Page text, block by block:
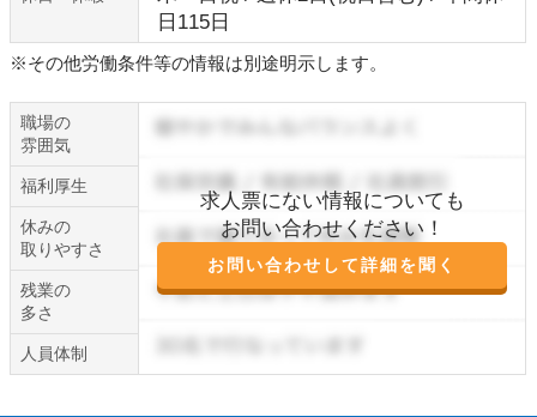
日115日
※その他労働条件等の情報は別途明示します。
職場の
雰囲気
求人票にない情報についても
お問い合わせください！
お問い合わせして詳細を聞く
福利厚生
休みの
取りやすさ
残業の
多さ
人員体制